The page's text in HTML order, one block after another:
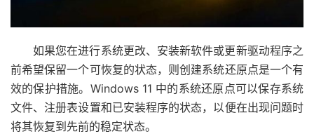
如果您在进行系统更改、安装新软件或更新驱动程序之
前希望保留一个可恢复的状态，则创建系统还原点是一个有
效的保护措施。Windows 11 中的系统还原点可以保存系统
文件、注册表设置和已安装程序的状态，以便在出现问题时
将其恢复到先前的稳定状态。